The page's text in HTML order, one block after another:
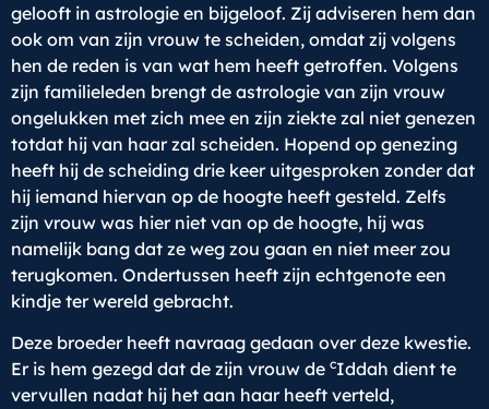
gelooft in astrologie en bijgeloof. Zij adviseren hem dan
ook om van zijn vrouw te scheiden, omdat zij volgens
hen de reden is van wat hem heeft getroffen. Volgens
zijn familieleden brengt de astrologie van zijn vrouw
ongelukken met zich mee en zijn ziekte zal niet genezen
totdat hij van haar zal scheiden. Hopend op genezing
heeft hij de scheiding drie keer uitgesproken zonder dat
hij iemand hiervan op de hoogte heeft gesteld. Zelfs
zijn vrouw was hier niet van op de hoogte, hij was
namelijk bang dat ze weg zou gaan en niet meer zou
terugkomen. Ondertussen heeft zijn echtgenote een
kindje ter wereld gebracht.
Deze broeder heeft navraag gedaan over deze kwestie.
Er is hem gezegd dat de zijn vrouw de cIddah dient te
vervullen nadat hij het aan haar heeft verteld,